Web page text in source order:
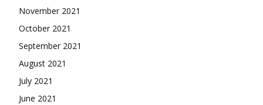
November 2021
October 2021
September 2021
August 2021
July 2021
June 2021